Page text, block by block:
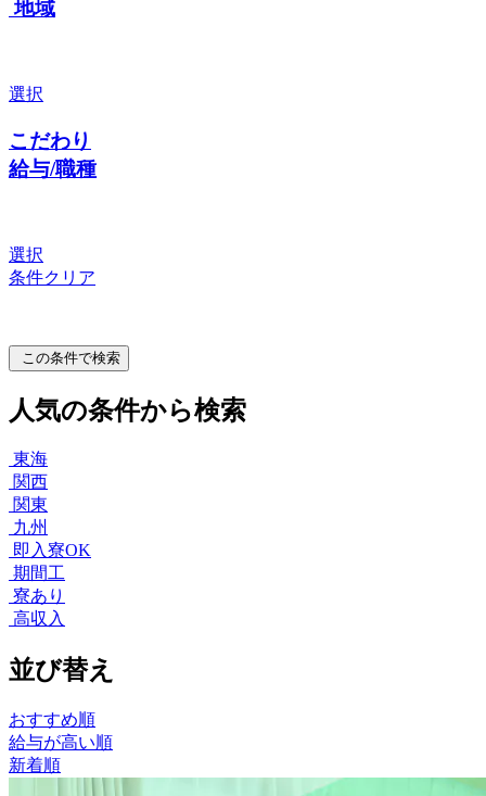
地域
選択
こだわり
給与/職種
選択
条件クリア
この条件で検索
人気の条件から検索
東海
関西
関東
九州
即入寮OK
期間工
寮あり
高収入
並び替え
おすすめ順
給与が高い順
新着順